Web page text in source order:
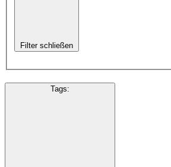
Filter schließen
Tags: